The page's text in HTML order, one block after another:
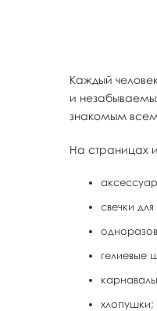
Каждый
и
знакомым
На страницах
свечки для
гелиевые
хлопушки;